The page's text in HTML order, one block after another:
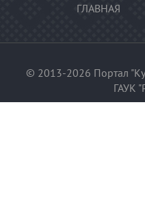
ГЛАВНАЯ
© 2013-2026 Портал
ГАУК